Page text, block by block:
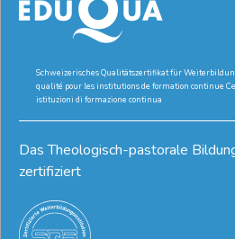
Schweizerisches Qualitätszertifikat für
qualité pour les institutions de formation continue
istituzioni di formazione continua
Das Theologisch-pastorale
zertifiziert